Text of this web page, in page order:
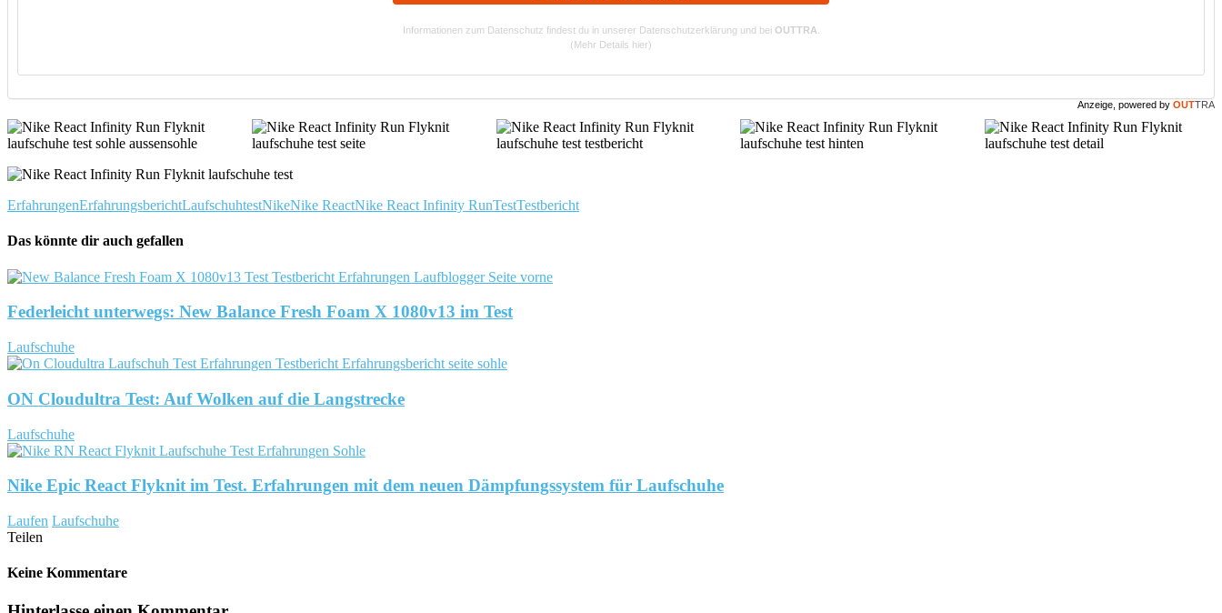
Informationen zum Datenschutz findest du in unserer Datenschutzerklärung und bei OUTTRA
(Mehr Details hier)
Anzeige, powered by OUTTRA
ErfahrungenErfahrungsberichtLaufschuhtestNikeNike ReactNike React Infinity RunTestTestbericht
Das könnte dir auch gefallen
Federleicht unterwegs: New Balance Fresh Foam X 1080v13 im Test
Laufschuhe
ON Cloudultra Test: Auf Wolken auf die Langstrecke
Laufschuhe
Nike Epic React Flyknit im Test. Erfahrungen mit dem neuen Dämpfungssystem für Laufschuhe
Laufen Laufschuhe
Teilen
Keine Kommentare